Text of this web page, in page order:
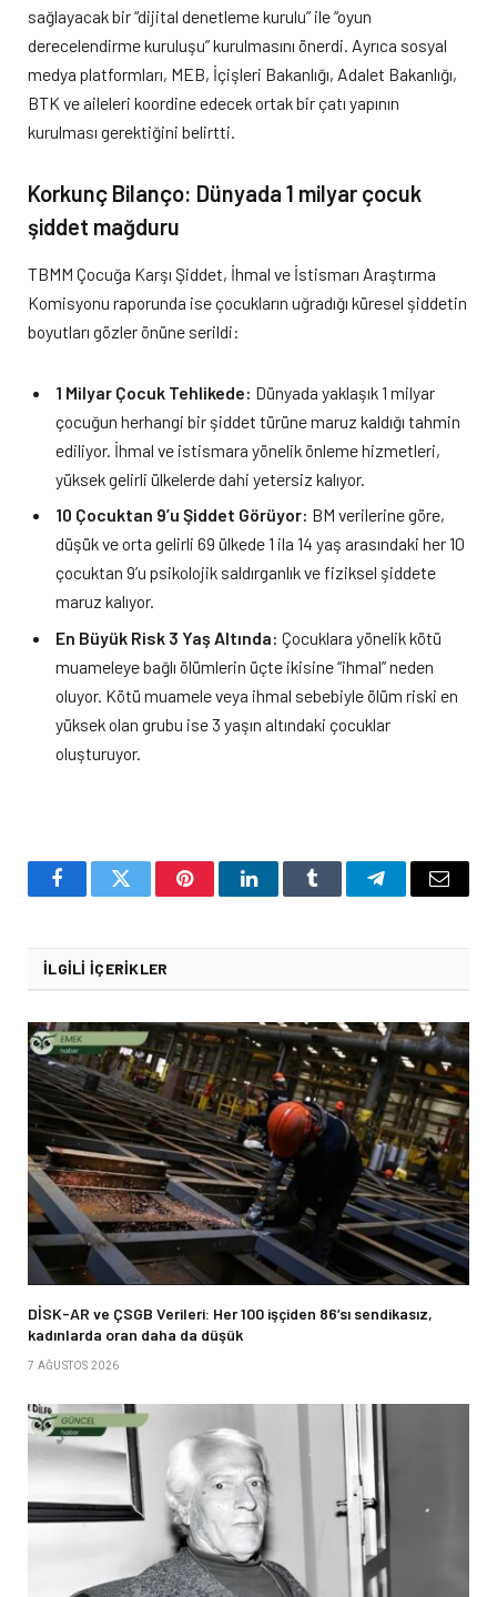
sağlayacak bir “dijital denetleme kurulu” ile “oyun
derecelendirme kuruluşu” kurulmasını önerdi. Ayrıca sosyal
medya platformları, MEB, İçişleri Bakanlığı, Adalet Bakanlığı,
BTK ve aileleri koordine edecek ortak bir çatı yapının
kurulması gerektiğini belirtti.
Korkunç Bilanço: Dünyada 1 milyar çocuk
şiddet mağduru
TBMM Çocuğa Karşı Şiddet, İhmal ve İstismarı Araştırma
Komisyonu raporunda ise çocukların uğradığı küresel şiddetin
boyutları gözler önüne serildi:
1 Milyar Çocuk Tehlikede: Dünyada yaklaşık 1 milyar
çocuğun herhangi bir şiddet türüne maruz kaldığı tahmin
ediliyor. İhmal ve istismara yönelik önleme hizmetleri,
yüksek gelirli ülkelerde dahi yetersiz kalıyor.
10 Çocuktan 9’u Şiddet Görüyor: BM verilerine göre,
düşük ve orta gelirli 69 ülkede 1 ila 14 yaş arasındaki her 10
çocuktan 9’u psikolojik saldırganlık ve fiziksel şiddete
maruz kalıyor.
En Büyük Risk 3 Yaş Altında: Çocuklara yönelik kötü
muameleye bağlı ölümlerin üçte ikisine “ihmal” neden
oluyor. Kötü muamele veya ihmal sebebiyle ölüm riski en
yüksek olan grubu ise 3 yaşın altındaki çocuklar
oluşturuyor.
FacebookTwitter PinterestLinkedInTumblr TelegramEmail
İLGILI İÇERIKLER
DİSK-AR ve ÇSGB Verileri: Her 100 işçiden 86’sı sendikasız,
kadınlarda oran daha da düşük
7 AĞUSTOS 2026